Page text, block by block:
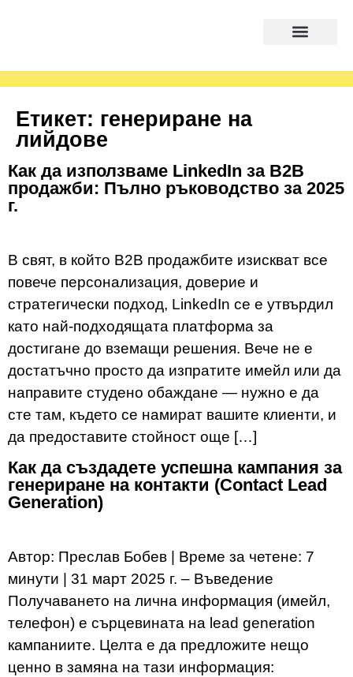
Етикет: генериране на
лийдове
Как да използваме LinkedIn за B2B
продажби: Пълно ръководство за 2025
г.
В свят, в който B2B продажбите изискват все
повече персонализация, доверие и
стратегически подход, LinkedIn се е утвърдил
като най-подходящата платформа за
достигане до вземащи решения. Вече не е
достатъчно просто да изпратите имейл или да
направите студено обаждане — нужно е да
сте там, където се намират вашите клиенти, и
да предоставите стойност още […]
Как да създадете успешна кампания за
генериране на контакти (Contact Lead
Generation)
Автор: Преслав Бобев | Време за четене: 7
минути | 31 март 2025 г. – Въведение
Получаването на лична информация (имейл,
телефон) е сърцевината на lead generation
кампаниите. Целта е да предложите нещо
ценно в замяна на тази информация: